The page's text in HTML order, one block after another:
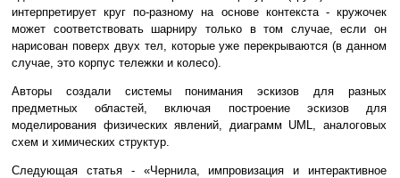
интерпретирует круг по-разному на основе контекста - кружочек
может соответствовать шарниру только в том случае, если он
нарисован поверх двух тел, которые уже перекрываются (в данном
случае, это корпус тележки и колесо).
Авторы создали системы понимания эскизов для разных
предметных областей, включая построение эскизов для
моделирования физических явлений, диаграмм UML, аналоговых
схем и химических структур.
Следующая статья - «Чернила, импровизация и интерактивное